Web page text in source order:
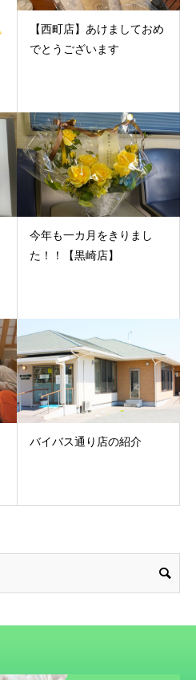
【西町店】あけましておめ
でとうございます
今年も一カ月をきりまし
た！！【黒崎店】
バイバス通り店の紹介